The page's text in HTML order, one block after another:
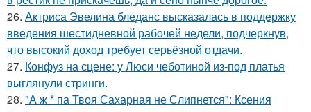
26. Актриса Эвелина бледанс высказалась в поддержку
введения шестидневной рабочей недели, подчеркнув,
что высокий доход требует серьёзной отдачи.
27. Конфуз на сцене: у Люси чеботиной из-под платья
выглянули стринги.
28. "А ж * па Твоя Сахарная не Слипнется": Ксения